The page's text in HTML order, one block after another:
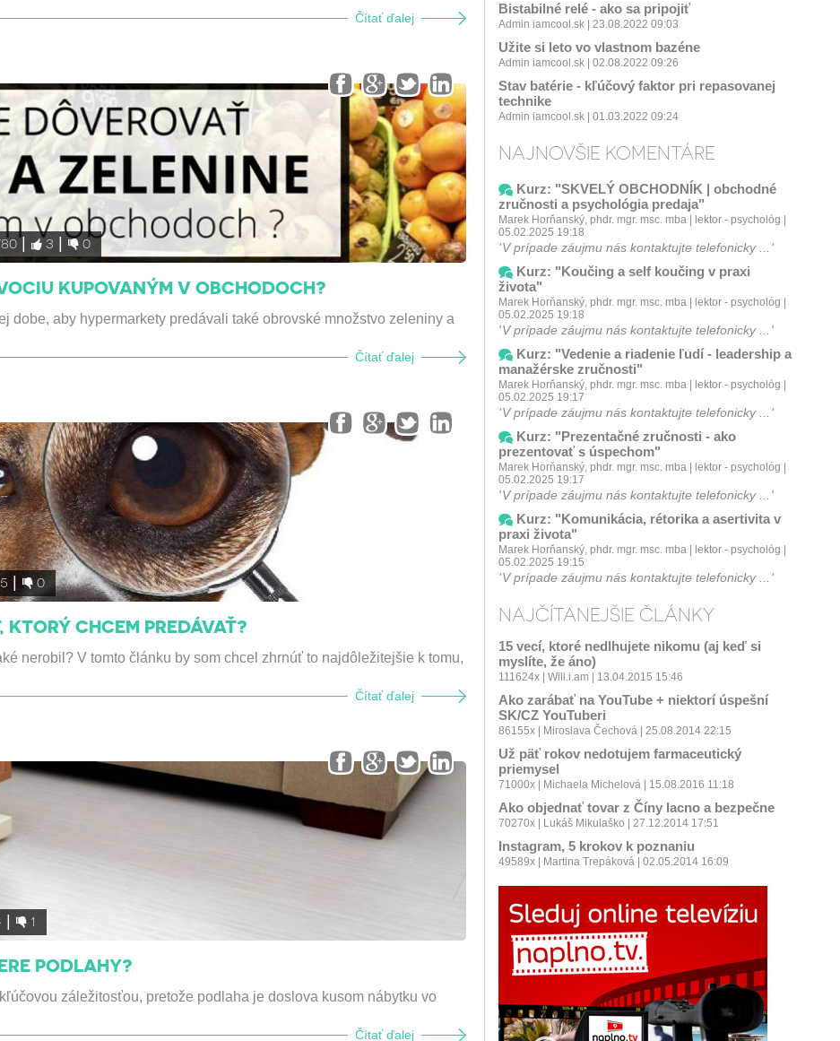
Čítať ďalej
3 0
KUPOVANÝM V OBCHODOCH?
dobe, aby hypermarkety predávali také obrovské množstvo zeleniny a
Čítať ďalej
5 0
CHCEM PREDÁVAŤ?
nerobil? V tomto článku by som chcel zhrnúť to najdôležitejšie k tomu,
Čítať ďalej
1
PODLAHY?
záležitosťou, pretože podlaha je doslova kusom nábytku vo
Čítať ďalej
Bistabilné relé - ako sa pripojiť
Admin iamcool.sk | 23.08.2022 09:03
Užite si leto vo vlastnom bazéne
Admin iamcool.sk | 02.08.2022 09:26
Stav batérie - kľúčový faktor pri repasovanej
technike
Admin iamcool.sk | 01.03.2022 09:24
NAJNOVŠIE KOMENTÁRE
Kurz: "SKVELÝ OBCHODNÍK | obchodné
zručnosti a psychológia predaja"
Marek Horňanský, phdr. mgr. msc. mba | lektor - psychológ |
05.02.2025 19:18
V prípade záujmu nás kontaktujte telefonicky ...
Kurz: "Koučing a self koučing v praxi
života"
Marek Horňanský, phdr. mgr. msc. mba | lektor - psychológ |
05.02.2025 19:18
V prípade záujmu nás kontaktujte telefonicky ...
Kurz: "Vedenie a riadenie ľudí - leadership a
manažérske zručnosti"
Marek Horňanský, phdr. mgr. msc. mba | lektor - psychológ |
05.02.2025 19:17
V prípade záujmu nás kontaktujte telefonicky ...
Kurz: "Prezentačné zručnosti - ako
prezentovať s úspechom"
Marek Horňanský, phdr. mgr. msc. mba | lektor - psychológ |
05.02.2025 19:17
V prípade záujmu nás kontaktujte telefonicky ...
Kurz: "Komunikácia, rétorika a asertivita v
praxi života"
Marek Horňanský, phdr. mgr. msc. mba | lektor - psychológ |
05.02.2025 19:15
V prípade záujmu nás kontaktujte telefonicky ...
NAJČÍTANEJŠIE ČLÁNKY
15 vecí, ktoré nedlhujete nikomu (aj keď si
myslíte, že áno)
111624x | Will.i.am | 13.04.2015 15:46
Ako zarábať na YouTube + niektorí úspešní
SK/CZ YouTuberi
86155x | Miroslava Čechová | 25.08.2014 22:15
Už päť rokov nedotujem farmaceutický
priemysel
71000x | Michaela Michelová | 15.08.2016 11:18
Ako objednať tovar z Číny lacno a bezpečne
70270x | Lukáš Mikulaško | 27.12.2014 17:51
Instagram, 5 krokov k poznaniu
49589x | Martina Trepáková | 02.05.2014 16:09